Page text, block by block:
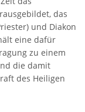
das
und Diakon
eine dafür
zu einem
die damit
des Heiligen